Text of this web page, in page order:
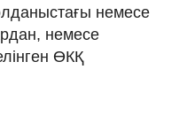
немесе
немесе
ӨКҚ